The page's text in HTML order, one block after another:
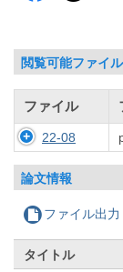
閲覧可能ファイル
ファイル
22-08
論文情報
ファイル出力
タイトル